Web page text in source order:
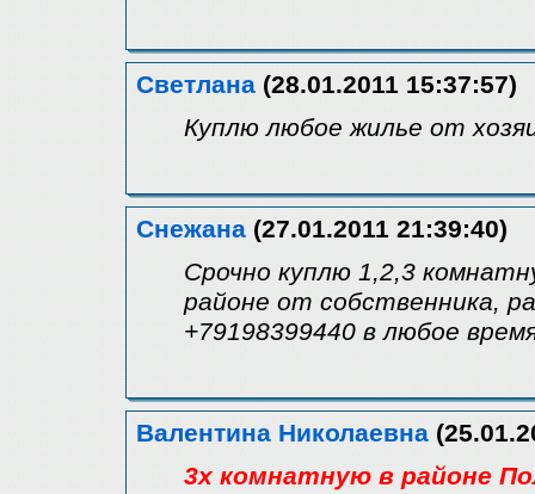
Светлана (28.01.2011 15:37:57)
Куплю любое жилье от
Снежана (27.01.2011 21:39:40)
Срочно куплю 1,2,3
районе от собственника,
+79198399440 в любое
Валентина Николаевна
3х комнатную в районе